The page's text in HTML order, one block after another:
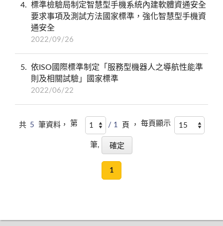
4
標準檢驗局制定智慧型手機系統內建軟體資通安全
要求事項及測試方法國家標準，強化智慧型手機資
通安全
2022/09/26
5
依ISO國際標準制定「服務型機器人之導航性能準
則及相關試驗」國家標準
2022/06/22
共 5 筆資料， 第 / 1 頁 ， 每頁顯示
筆,
1